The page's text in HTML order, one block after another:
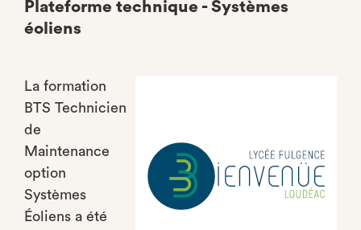
Plateforme technique - Systèmes
éoliens
La formation
BTS Technicien
de
Maintenance
option
Systèmes
Éoliens a été